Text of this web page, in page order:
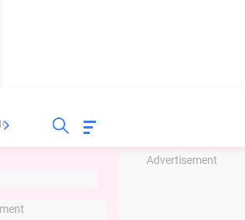
Advertisement
FOOD